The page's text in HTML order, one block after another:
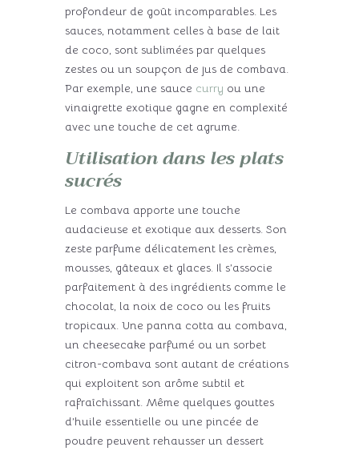
profondeur de goût incomparables. Les
sauces, notamment celles à base de lait
de coco, sont sublimées par quelques
zestes ou un soupçon de jus de combava.
Par exemple, une sauce curry ou une
vinaigrette exotique gagne en complexité
avec une touche de cet agrume.
Utilisation dans les plats
sucrés
Le combava apporte une touche
audacieuse et exotique aux desserts. Son
zeste parfume délicatement les crèmes,
mousses, gâteaux et glaces. Il s’associe
parfaitement à des ingrédients comme le
chocolat, la noix de coco ou les fruits
tropicaux. Une panna cotta au combava,
un cheesecake parfumé ou un sorbet
citron-combava sont autant de créations
qui exploitent son arôme subtil et
rafraîchissant. Même quelques gouttes
d’huile essentielle ou une pincée de
poudre peuvent rehausser un dessert